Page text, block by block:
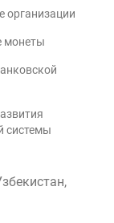
организации
монеты
системы